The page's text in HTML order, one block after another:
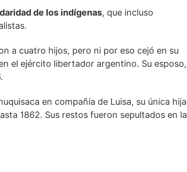
de los indígenas, que incluso
a cuatro hijos, pero ni por eso cejó en su
el ejército libertador argentino. Su esposo,
en compañía de Luisa, su única hija
1862. Sus restos fueron sepultados en la